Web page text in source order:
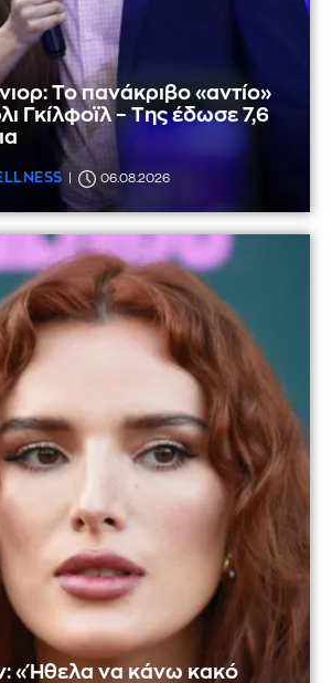
Το πανάκριβο «αντίο»
Γκίλφοϊλ – Της έδωσε 7,6
06.08.2026
«Ήθελα να κάνω κακό